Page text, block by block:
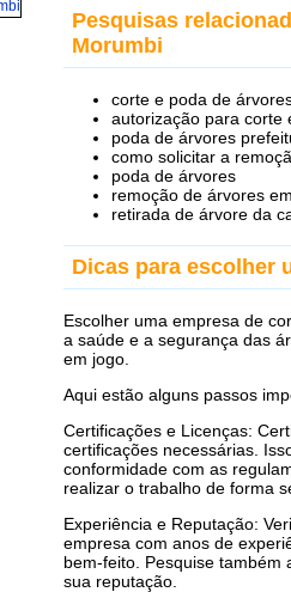
Pesquisas
Morumbi
corte e poda de
autorização para corte
poda de árvores
como solicitar a
poda de árvores
remoção de árvores
retirada de árvore da
Dicas para escolher
Escolher uma empresa de
a saúde e a segurança das
em jogo.
Aqui estão alguns passos
Certificações e Licenças:
certificações necessárias.
conformidade com as
realizar o trabalho de forma
Experiência e Reputação:
empresa com anos de
bem-feito. Pesquise também
sua reputação.